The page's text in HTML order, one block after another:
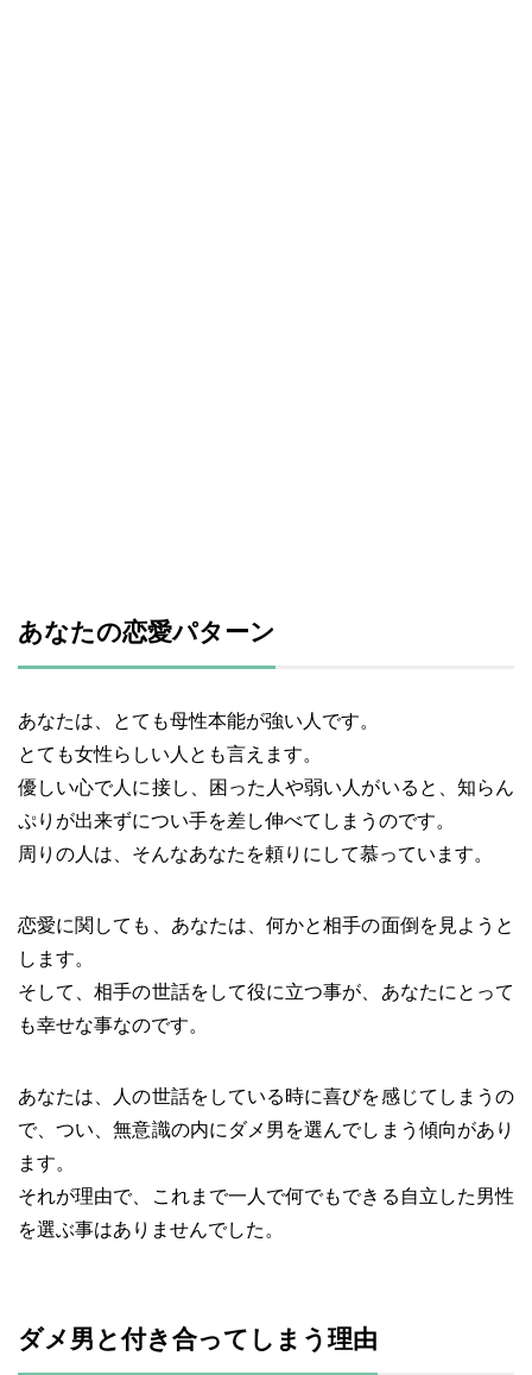
あなたの恋愛パターン
あなたは、とても母性本能が強い人です。
とても女性らしい人とも言えます。
優しい心で人に接し、困った人や弱い人がいると、知らん
ぷりが出来ずについ手を差し伸べてしまうのです。
周りの人は、そんなあなたを頼りにして慕っています。
恋愛に関しても、あなたは、何かと相手の面倒を見ようと
します。
そして、相手の世話をして役に立つ事が、あなたにとって
も幸せな事なのです。
あなたは、人の世話をしている時に喜びを感じてしまうの
で、つい、無意識の内にダメ男を選んでしまう傾向があり
ます。
それが理由で、これまで一人で何でもできる自立した男性
を選ぶ事はありませんでした。
ダメ男と付き合ってしまう理由